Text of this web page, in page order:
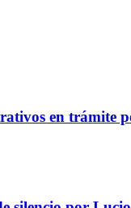
en trámite